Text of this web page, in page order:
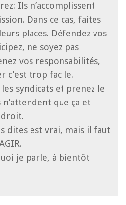
Ils n’accomplissent
Dans ce cas, faites
places. Défendez vos
ne soyez pas
vos responsabilités,
c’est trop facile.
les syndicats et prenez le
que ça et
droit.
dites est vrai, mais il faut
je parle, à bientôt